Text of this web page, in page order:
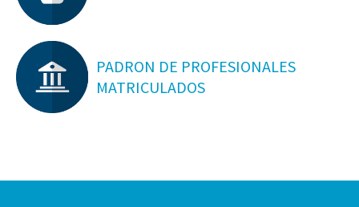
PADRON DE PROFESIONALES
MATRICULADOS